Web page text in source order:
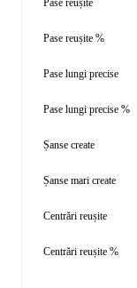
Pase reușite
Pase reușite %
Pase lungi precise
Pase lungi precise %
Șanse create
Șanse mari create
Centrări reușite
Centrări reușite %